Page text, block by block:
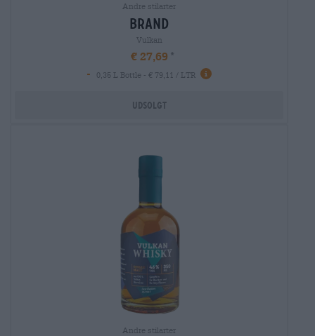
Andre stilarter
brand
Vulkan
€ 27,69
-
0,35 L Bottle - € 79,11 / LTR
Udsolgt
Andre stilarter